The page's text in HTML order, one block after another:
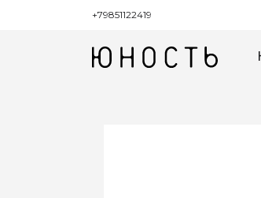
+79851122419